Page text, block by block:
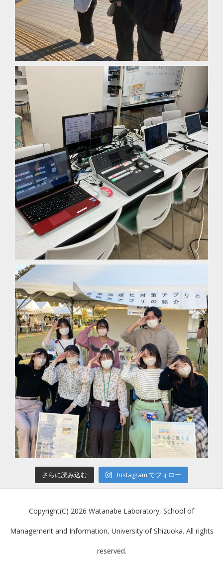
さらに読み込む Instagram でフォロー
Copyright(C) 2026 Watanabe Laboratory, School of
Management and Information, University of Shizuoka. All rights
reserved.